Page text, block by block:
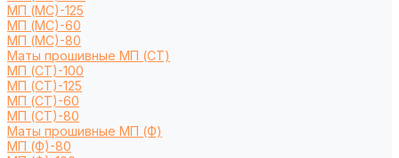
МП (МС)-125
МП (МС)-60
МП (МС)-80
Маты прошивные МП (СТ)
МП (СТ)-100
МП (СТ)-125
МП (СТ)-60
МП (СТ)-80
Маты прошивные МП (Ф)
МП (Ф)-80